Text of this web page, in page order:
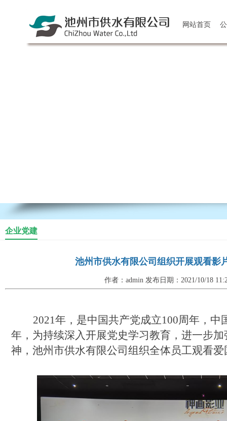
网站首页
企业党建
池州市供水有限公司组织开展观看影
作者：admin 发布日期：2021/10/18
2021年 ， 是中国共产党成立100周年， 中
年，为持续深入开展党史学习教育，进一步
神， 池州市供水有限公司组织全体员工观看爱